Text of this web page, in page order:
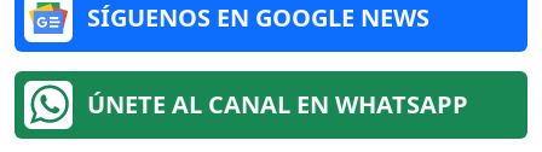
SÍGUENOS EN GOOGLE NEWS
ÚNETE AL CANAL EN WHATSAPP